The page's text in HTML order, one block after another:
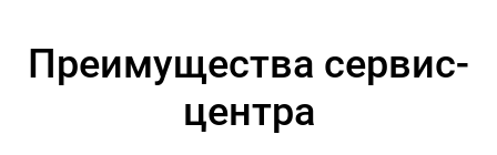
Преимущества сервис-
центра